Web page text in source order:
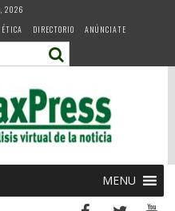
2026
ÉTICA DIRECTORIO ANÚNCIATE
MENU